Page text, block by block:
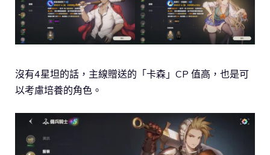
沒有4星坦的話，主線贈送的「卡森」CP 值高，也是可
以考慮培養的角色。